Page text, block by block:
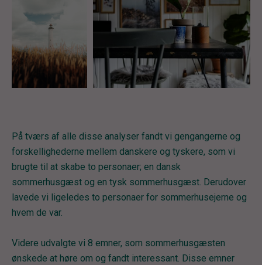
På tværs af alle disse analyser fandt vi gengangerne og
forskellighederne mellem danskere og tyskere, som vi
brugte til at skabe to personaer; en dansk
sommerhusgæst og en tysk sommerhusgæst. Derudover
lavede vi ligeledes to personaer for sommerhusejerne og
hvem de var.
Videre udvalgte vi 8 emner, som sommerhusgæsten
ønskede at høre om og fandt interessant. Disse emner